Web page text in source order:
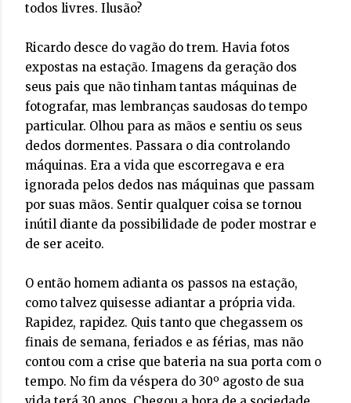
todos livres. Ilusão?
Ricardo desce do vagão do trem. Havia fotos
expostas na estação. Imagens da geração dos
seus pais que não tinham tantas máquinas de
fotografar, mas lembranças saudosas do tempo
particular. Olhou para as mãos e sentiu os seus
dedos dormentes. Passara o dia controlando
máquinas. Era a vida que escorregava e era
ignorada pelos dedos nas máquinas que passam
por suas mãos. Sentir qualquer coisa se tornou
inútil diante da possibilidade de poder mostrar e
de ser aceito.
O então homem adianta os passos na estação,
como talvez quisesse adiantar a própria vida.
Rapidez, rapidez. Quis tanto que chegassem os
finais de semana, feriados e as férias, mas não
contou com a crise que bateria na sua porta com o
tempo. No fim da véspera do 30º agosto de sua